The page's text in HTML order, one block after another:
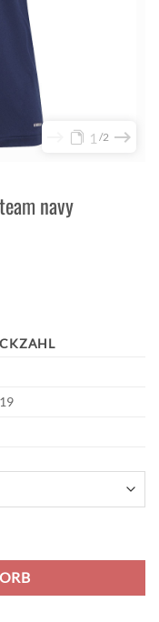
1 2
navy